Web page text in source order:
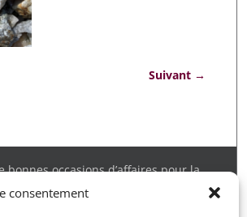
consentement
Suivant →
occasions d’affaires pour la
Merci.